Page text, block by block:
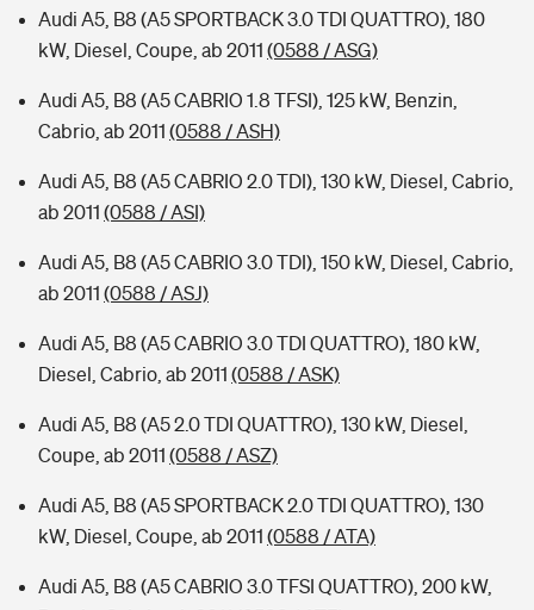
Audi A5, B8 (A5 SPORTBACK 3.0 TDI QUATTRO), 180
kW, Diesel, Coupe, ab 2011 (0588 / ASG)
Audi A5, B8 (A5 CABRIO 1.8 TFSI), 125 kW, Benzin,
Cabrio, ab 2011 (0588 / ASH)
Audi A5, B8 (A5 CABRIO 2.0 TDI), 130 kW, Diesel, Cabrio,
ab 2011 (0588 / ASI)
Audi A5, B8 (A5 CABRIO 3.0 TDI), 150 kW, Diesel, Cabrio,
ab 2011 (0588 / ASJ)
Audi A5, B8 (A5 CABRIO 3.0 TDI QUATTRO), 180 kW,
Diesel, Cabrio, ab 2011 (0588 / ASK)
Audi A5, B8 (A5 2.0 TDI QUATTRO), 130 kW, Diesel,
Coupe, ab 2011 (0588 / ASZ)
Audi A5, B8 (A5 SPORTBACK 2.0 TDI QUATTRO), 130
kW, Diesel, Coupe, ab 2011 (0588 / ATA)
Audi A5, B8 (A5 CABRIO 3.0 TFSI QUATTRO), 200 kW,